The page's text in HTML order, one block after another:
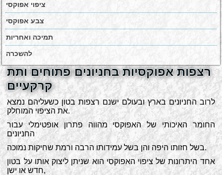
ציפוי אפוקסי
צבע אפוקסי
תמיכה ואחריות
להשכרה
רצפות אפוקסיות בחניונים פתוחים ותת
קרקעיים
לרוב החניונים בארץ ובעולם ישנם רצפות בטון כשעליהם נמצא
את הציפוי המוחלק.
החומר האיכותי של האפוקסי מהווה פתרון אופטימלי עבור
החניונים
בשל חזותו היפה והן בשל עמידותו הרבה ורמת שחיקות נמוכה.
אחד היתרונות של ציפוי האפוקסי הוא שניתן ליצוק אותו על בטון
חדש או ישן,